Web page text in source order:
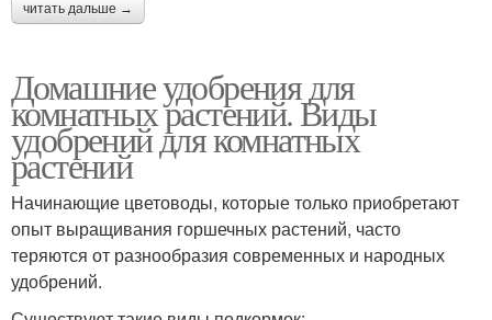
читать дальше →
Домашние удобрения для
комнатных растений. Виды
удобрений для комнатных
растений
Начинающие цветоводы, которые только приобретают
опыт выращивания горшечных растений, часто
теряются от разнообразия современных и народных
удобрений.